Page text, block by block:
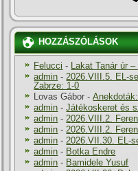
HOZZÁSZÓLÁSOK
Felucci - Lakat Tanár úr
admin -2026.VIII.5. EL-
Zabrze: 1-0
Lovas Gábor -
admin -Játékoskeret és
admin -2026.VIII.2.
admin -2026.VIII.2.
admin -2026.VII.30. EL-
admin - Botka Endre
admin - Bamidele Yusuf